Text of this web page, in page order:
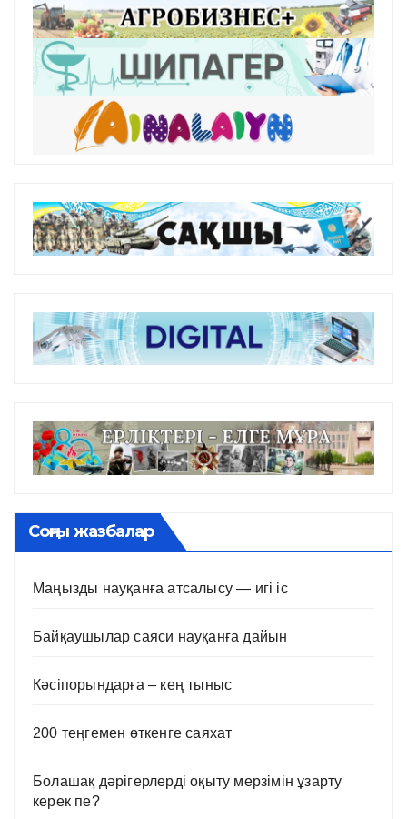
Соңғы жазбалар
Маңызды науқанға атсалысу — игі іс
Байқаушылар саяси науқанға дайын
Кәсіпорындарға – кең тыныс
200 теңгемен өткенге саяхат
Болашақ дәрігерлерді оқыту мерзімін ұзарту
керек пе?